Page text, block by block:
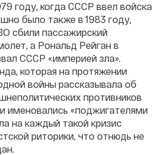
году, когда СССР ввел войска
было также в 1983 году,
сбили пассажирский
а Рональд Рейган в
СССР «империей зла».
которая на протяжении
войны рассказывала об
противников
именовались «поджигателями
на каждый такой кризис
риторики, что отнюдь не